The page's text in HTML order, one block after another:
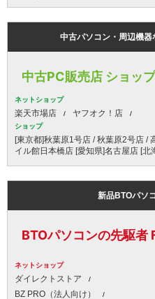
中古パソコン・周辺機
中古PC販売店 ショッ
ネットショップ
楽天市場店 ヤフオク！店
ショップ
[東京都]秋葉原1号店 / 秋葉原2号店 /
イル館日本橋店 [愛知県]名古屋店 [北
新品BTOパソ
BTOパソコンの先駆者
ネットショップ
ダイレクトストア
BZ PRO（法人向け）